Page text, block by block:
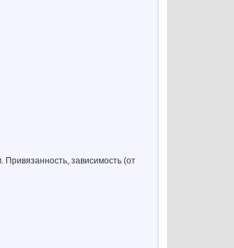
Привязанность, зависимость (от